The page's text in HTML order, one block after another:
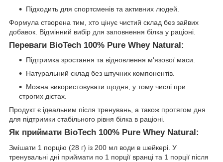
Підходить для спортсменів та активних людей.
Формула створена тим, хто цінує чистий склад без зайвих
добавок. Відмінний вибір для заповнення білка у раціоні.
Переваги BioTech 100% Pure Whey Natural:
Підтримка зростання та відновлення м'язової маси.
Натуральний склад без штучних компонентів.
Можна використовувати щодня, у тому числі при
строгих дієтах.
Продукт є ідеальним після тренувань, а також протягом дня
для підтримки стабільного рівня білка в раціоні.
Як приймати BioTech 100% Pure Whey Natural:
Змішати 1 порцію (28 г) із 200 мл води в шейкері. У
тренувальні дні приймати по 1 порції вранці та 1 порції після